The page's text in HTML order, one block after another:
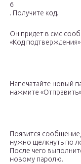
6
. Получите код.
Он придет в смс
«Код
Напечатайте новый
нажмите
Появится
нужно щелкнуть по
После чего
новому паролю.